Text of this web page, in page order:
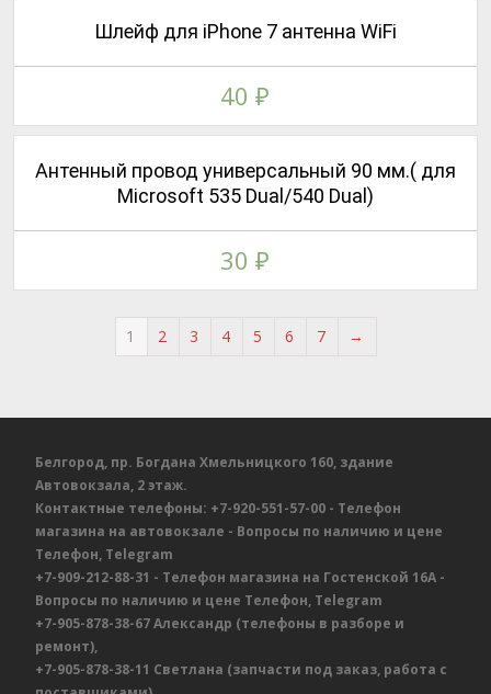
Антенный провод универсальный 90 мм.( для
Microsoft 535 Dual/540 Dual)
30₽
Шлейф для iPhone 7 антенна WiFi
40₽
1 2 3 4 5 6 7 →
Белгород, пр. Богдана Хмельницкого 160, здание
Автовокзала, 2 этаж.
Контактные телефоны: +7-920-551-57-00 - Телефон
магазина на автовокзале - Вопросы по наличию и цене
Телефон, Telegram
+7-909-212-88-31 - Телефон магазина на Гостенской 16А -
Вопросы по наличию и цене Телефон, Telegram
+7-905-878-38-67Александр (телефоны в разборе и
ремонт),
+7-905-878-38-11 Светлана (запчасти под заказ, работа с